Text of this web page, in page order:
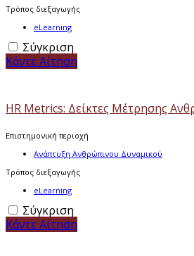
Τρόπος διεξαγωγής
eLearning
Σύγκριση
Κάντε Αίτηση
HR Metrics: Δείκτες Μέτρησης
Επιστημονική περιοχή
Ανάπτυξη Ανθρώπινου Δυναμικού
Τρόπος διεξαγωγής
eLearning
Σύγκριση
Κάντε Αίτηση